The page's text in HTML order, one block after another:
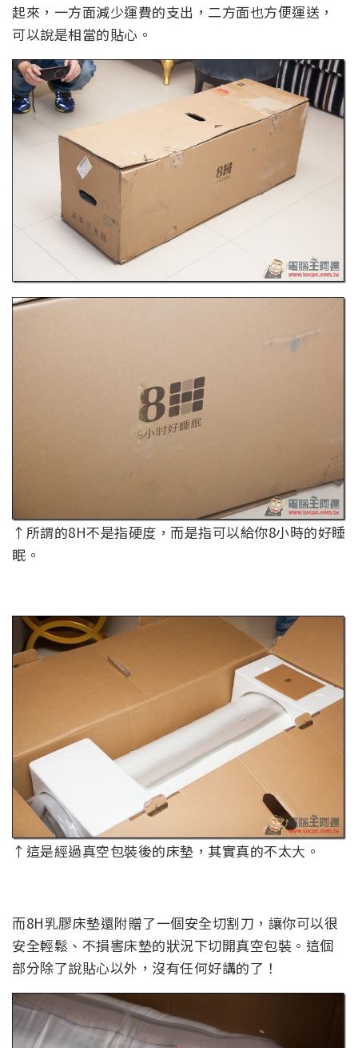
起來，一方面減少運費的支出，二方面也方便運送，
可以說是相當的貼心。
↑所謂的8H不是指硬度，而是指可以給你8小時的好睡
眠。
↑這是經過真空包裝後的床墊，其實真的不太大。
而8H乳膠床墊還附贈了一個安全切割刀，讓你可以很
安全輕鬆、不損害床墊的狀況下切開真空包裝。這個
部分除了說貼心以外，沒有任何好講的了！